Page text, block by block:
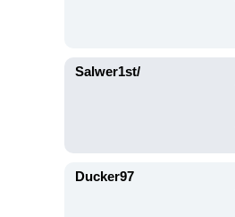
Salwer1st/
Ducker97